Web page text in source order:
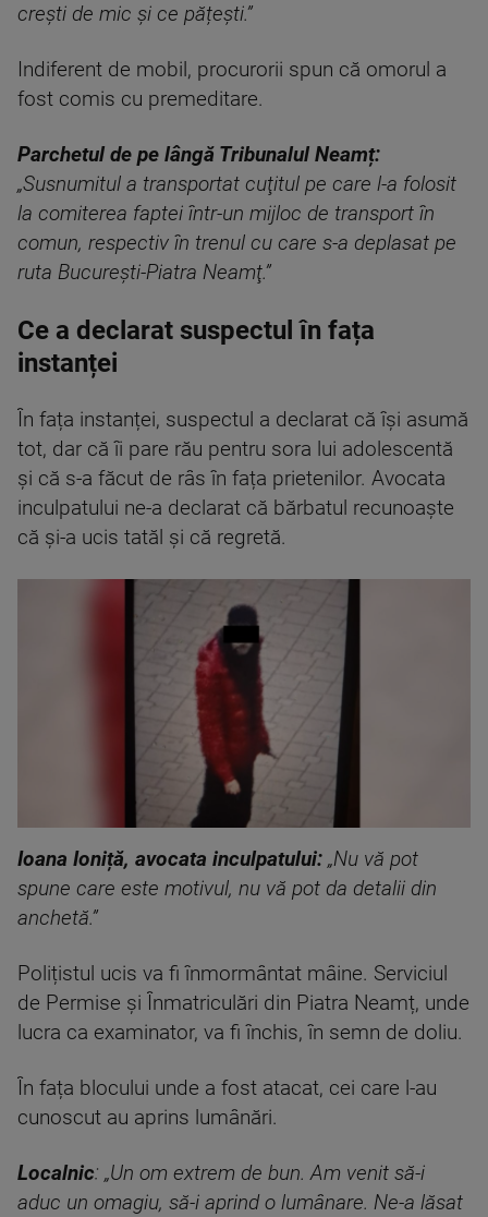
crești de mic și ce pățești.”
Indiferent de mobil, procurorii spun că omorul a
fost comis cu premeditare.
Parchetul de pe lângă Tribunalul Neamț:
„Susnumitul a transportat cuţitul pe care l-a folosit
la comiterea faptei într-un mijloc de transport în
comun, respectiv în trenul cu care s-a deplasat pe
ruta Bucureşti-Piatra Neamţ.”
Ce a declarat suspectul în fața
instanței
În fața instanței, suspectul a declarat că își asumă
tot, dar că îi pare rău pentru sora lui adolescentă
și că s-a făcut de râs în fața prietenilor. Avocata
inculpatului ne-a declarat că bărbatul recunoaște
că și-a ucis tatăl și că regretă.
Ioana Ioniță, avocata inculpatului: „Nu vă pot
spune care este motivul, nu vă pot da detalii din
anchetă.”
Polițistul ucis va fi înmormântat mâine. Serviciul
de Permise și Înmatriculări din Piatra Neamț, unde
lucra ca examinator, va fi închis, în semn de doliu.
În fața blocului unde a fost atacat, cei care l-au
cunoscut au aprins lumânări.
Localnic: „Un om extrem de bun. Am venit să-i
aduc un omagiu, să-i aprind o lumânare. Ne-a lăsat